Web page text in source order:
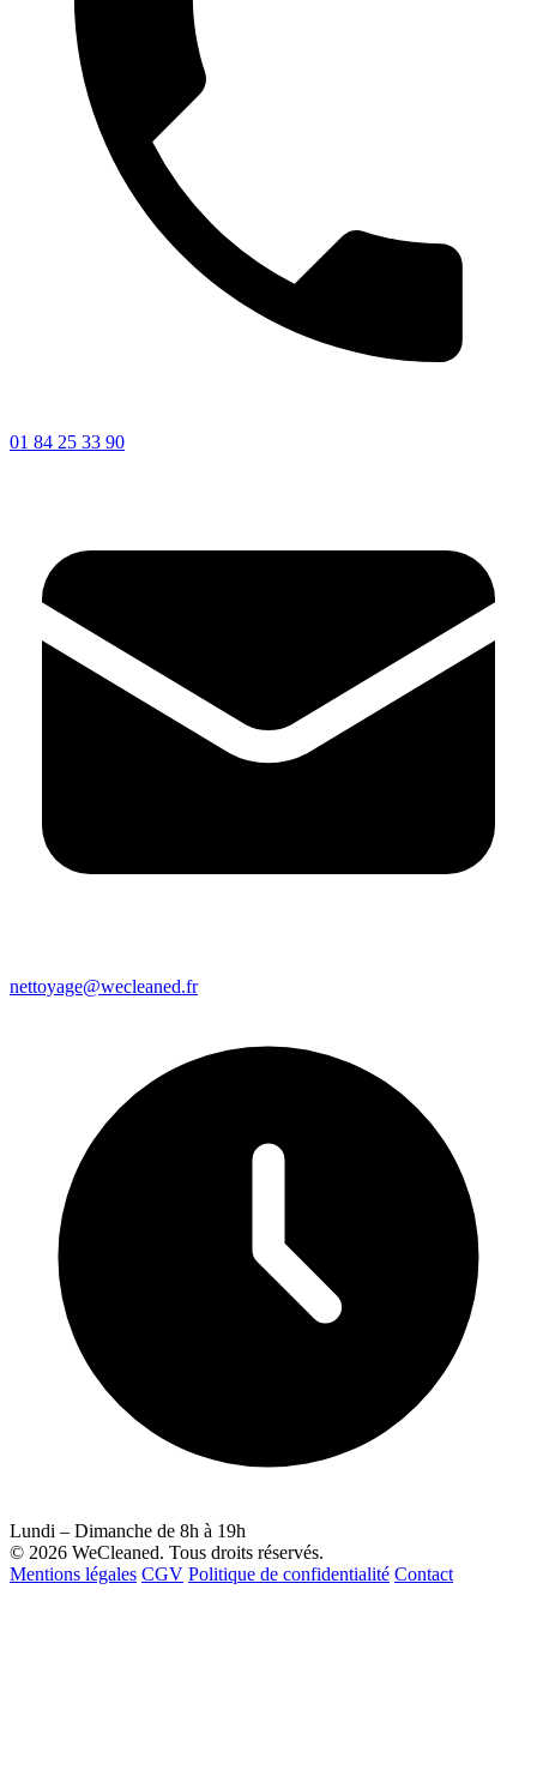
01 84 25 33 90
nettoyage@wecleaned.fr
Lundi – Dimanche de 8h à 19h
© 2026 WeCleaned. Tous droits réservés.
Mentions légales CGV Politique de confidentialité Contact